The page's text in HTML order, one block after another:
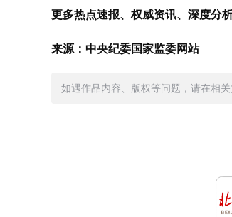
更多热点速报、权威资讯、深度分
来源：中央纪委国家监委网站
如遇作品内容、版权等问题，请在相